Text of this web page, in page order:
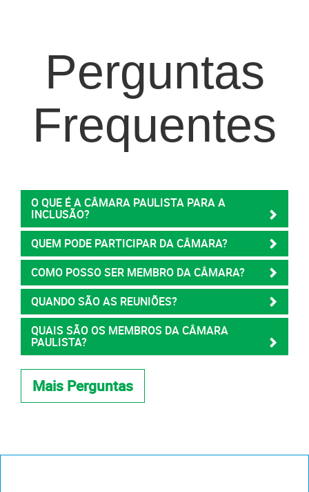
Perguntas
Frequentes
O QUE É A CÂMARA PAULISTA PARA A
INCLUSÃO?
QUEM PODE PARTICIPAR DA CÂMARA?
COMO POSSO SER MEMBRO DA CÂMARA?
QUANDO SÃO AS REUNIÕES?
QUAIS SÃO OS MEMBROS DA CÂMARA
PAULISTA?
Mais Perguntas